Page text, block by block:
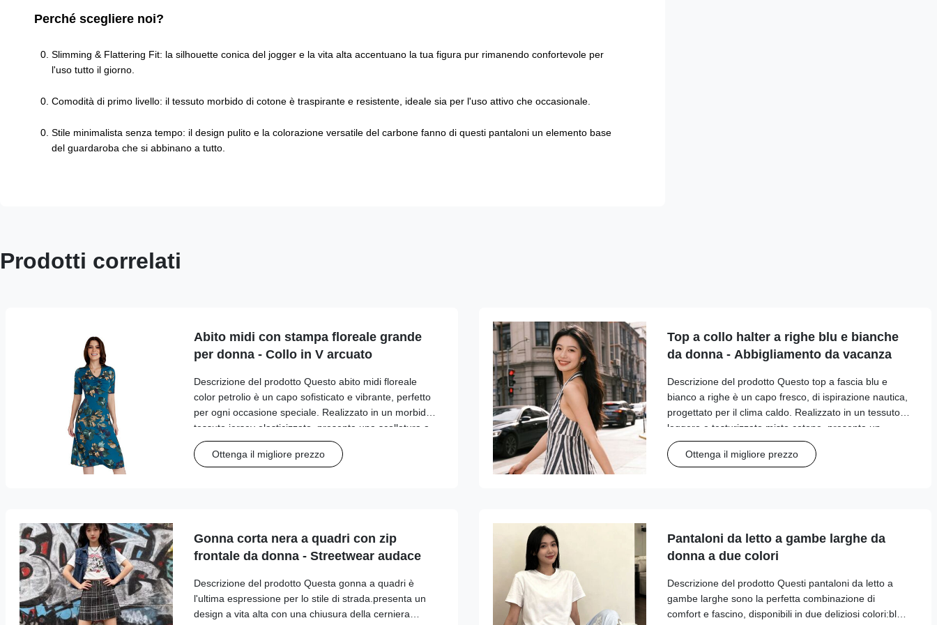
Perché scegliere noi?
Slimming & Flattering Fit: la silhouette conica del jogger e la vita alta accentuano la tua figura pur rimanendo confortevole per
l'uso tutto il giorno.
Comodità di primo livello: il tessuto morbido di cotone è traspirante e resistente, ideale sia per l'uso attivo che occasionale.
Stile minimalista senza tempo: il design pulito e la colorazione versatile del carbone fanno di questi pantaloni un elemento base
del guardaroba che si abbinano a tutto.
Prodotti correlati
Abito midi con stampa floreale grande
per donna - Collo in V arcuato
Descrizione del prodotto Questo abito midi floreale
color petrolio è un capo sofisticato e vibrante, perfetto
per ogni occasione speciale. Realizzato in un morbido
tessuto jersey elasticizzato, presenta una scollatura a
V che valorizza la figura con dettagli arricciati sul busto
che scolpiscono la ...
Ottenga il migliore prezzo
Top a collo halter a righe blu e bianche
da donna - Abbigliamento da vacanza
Descrizione del prodotto Questo top a fascia blu e
bianco a righe è un capo fresco, di ispirazione nautica,
progettato per il clima caldo. Realizzato in un tessuto
leggero e testurizzato misto cotone, presenta un
classico scollo all'americana con chiusura a fiocco sul
retro per una vestibilità ...
Ottenga il migliore prezzo
Gonna corta nera a quadri con zip
frontale da donna - Streetwear audace
Descrizione del prodotto Questa gonna a quadri è
l'ultima espressione per lo stile di strada.presenta un
design a vita alta con una chiusura della cerniera
Pantaloni da letto a gambe larghe da
donna a due colori
Descrizione del prodotto Questi pantaloni da letto a
gambe larghe sono la perfetta combinazione di
comfort e fascino, disponibili in due deliziosi colori:blu